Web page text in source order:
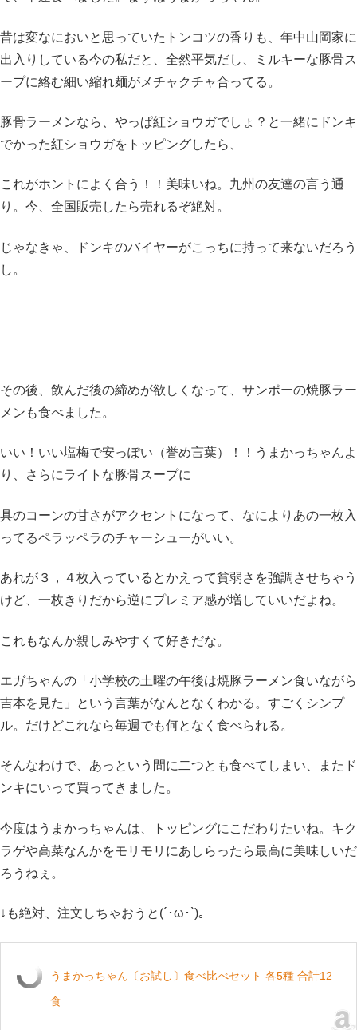
昔は変なにおいと思っていたトンコツの香りも、年中山岡家に
出入りしている今の私だと、全然平気だし、ミルキーな豚骨ス
ープに絡む細い縮れ麺がメチャクチャ合ってる。
豚骨ラーメンなら、やっぱ紅ショウガでしょ？と一緒にドンキ
でかった紅ショウガをトッピングしたら、
これがホントによく合う！！美味いね。九州の友達の言う通
り。今、全国販売したら売れるぞ絶対。
じゃなきゃ、ドンキのバイヤーがこっちに持って来ないだろう
し。
その後、飲んだ後の締めが欲しくなって、サンポーの焼豚ラー
メンも食べました。
いい！いい塩梅で安っぽい（誉め言葉）！！うまかっちゃんよ
り、さらにライトな豚骨スープに
具のコーンの甘さがアクセントになって、なによりあの一枚入
ってるペラッペラのチャーシューがいい。
あれが３，４枚入っているとかえって貧弱さを強調させちゃう
けど、一枚きりだから逆にプレミア感が増していいだよね。
これもなんか親しみやすくて好きだな。
エガちゃんの「小学校の土曜の午後は焼豚ラーメン食いながら
吉本を見た」という言葉がなんとなくわかる。すごくシンプ
ル。だけどこれなら毎週でも何となく食べられる。
そんなわけで、あっという間に二つとも食べてしまい、またド
ンキにいって買ってきました。
今度はうまかっちゃんは、トッピングにこだわりたいね。キク
ラゲや高菜なんかをモリモリにあしらったら最高に美味しいだ
ろうねぇ。
↓も絶対、注文しちゃおうと(´･ω･`)。
うまかっちゃん〔お試し〕食べ比べセット 各5種 合計12
食